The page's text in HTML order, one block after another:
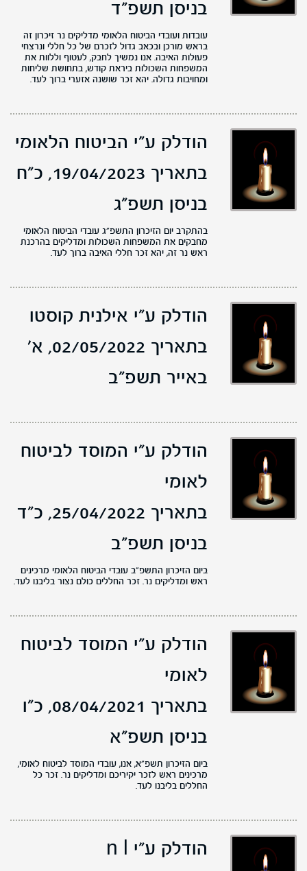
בניסן תשפ"ד
עובדות ועובדי הביטוח הלאומי מדליקים נר זיכרון זה
בראש מורכן ובכאב גדול לזכרם של כל חללי ונרצחי
פעולות האיבה. אנו נמשיך לחבק, לעטוף וללוות את
המשפחות השכולות ביראת קודש, בתחושת שליחות
ומחויבות גדולה. יהא זכר שושנה אזערי ברוך לעד.
הודלק ע"י הביטוח הלאומי
בתאריך 19/04/2023,
כ"ח
בניסן תשפ"ג
בהתקרב יום הזיכרון התשפ"ג עובדי הביטוח הלאומי
מחבקים את המשפחות השכולות ומדליקים בהרכנת
ראש נר זה, יהא זכר חללי האיבה ברוך לעד.
הודלק ע"י אילנית קוסטו
בתאריך 02/05/2022,
א'
באייר תשפ"ב
הודלק ע"י המוסד לביטוח
לאומי
בתאריך 25/04/2022,
כ"ד
בניסן תשפ"ב
ביום הזיכרון התשפ"ב עובדי הביטוח הלאומי מרכינים
ראש ומדליקים נר. זכר החללים כולם נצור בליבנו לעד.
הודלק ע"י המוסד לביטוח
לאומי
בתאריך 08/04/2021,
כ"ו
בניסן תשפ"א
ביום הזיכרון תשפ"א, אנו, עובדי המוסד לביטוח לאומי,
מרכינים ראש לזכר יקיריכם ומדליקים נר. זכר כל
החללים בליבנו לעד.
הודלק ע"י n l